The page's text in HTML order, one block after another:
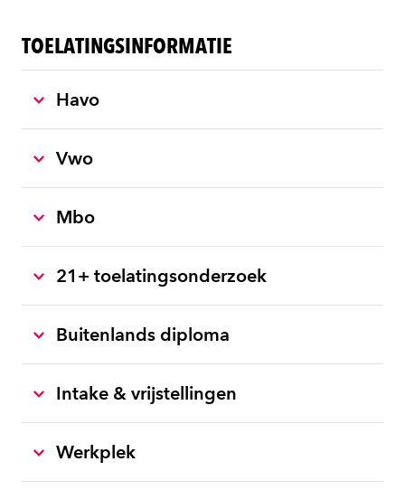
TOELATINGSINFORMATIE
Havo
Vwo
Mbo
21+ toelatingsonderzoek
Buitenlands diploma
Intake & vrijstellingen
Werkplek